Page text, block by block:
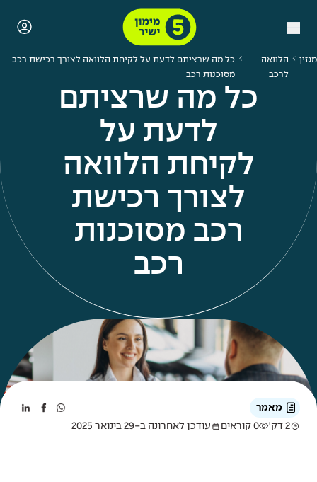
מגזין
הלוואה
לרכב
כל מה שרציתם לדעת על לקיחת הלוואה לצורך רכישת רכב
מסוכנות רכב
כל מה שרציתם
לדעת על
לקיחת הלוואה
לצורך רכישת
רכב מסוכנות
רכב
מאמר
2 דק'
0 קוראים עודכן לאחרונה ב-29 בינואר 2025